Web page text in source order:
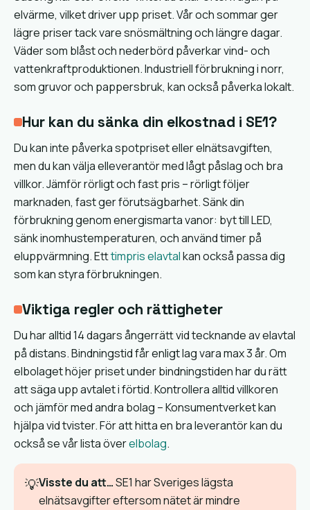
elvärme, vilket driver upp priset. Vår och sommar ger
lägre priser tack vare snösmältning och längre dagar.
Väder som blåst och nederbörd påverkar vind- och
vattenkraftproduktionen. Industriell förbrukning i norr,
som gruvor och pappersbruk, kan också påverka lokalt.
Hur kan du sänka din elkostnad i SE1?
Du kan inte påverka spotpriset eller elnätsavgiften,
men du kan välja elleverantör med lågt påslag och bra
villkor. Jämför rörligt och fast pris – rörligt följer
marknaden, fast ger förutsägbarhet. Sänk din
förbrukning genom energismarta vanor: byt till LED,
sänk inomhustemperaturen, och använd timer på
eluppvärmning. Etttimpris elavtalkan också passa dig
som kan styra förbrukningen.
Viktiga regler och rättigheter
Du har alltid 14 dagars ångerrätt vid tecknande av elavtal
på distans. Bindningstid får enligt lag vara max 3 år. Om
elbolaget höjer priset under bindningstiden har du rätt
att säga upp avtalet i förtid. Kontrollera alltid villkoren
och jämför med andra bolag – Konsumentverket kan
hjälpa vid tvister. För att hitta en bra leverantör kan du
också se vår lista överelbolag.
💡Visste du att…SE1 har Sveriges lägsta
elnätsavgifter eftersom nätet är mindre